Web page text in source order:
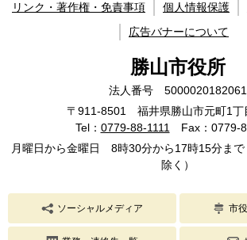
リンク・著作権・免責事項 個人情報保護
広告バナーについて
勝山市役所
法人番号 5000020182061
〒911-8501 福井県勝山市元町1丁
Tel： 0779-88-1111
Fax：0779-
月曜日から金曜日 8時30分から17時15分まで
除く）
ソーシャルメディア 市